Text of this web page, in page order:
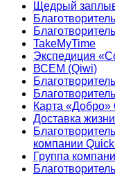
Щедрый
TakeMyTime
Экспедиция
ВСЕМ (Qiwi)
Карта
Доставка жизни
компании
Группа